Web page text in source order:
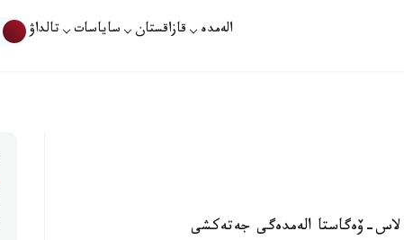
الەمدە قازاقستان ساياسات تالداۋ
ۆەگاستا الەمدەگى جەتەكشى